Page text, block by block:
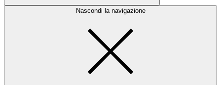
Nascondi la navigazione